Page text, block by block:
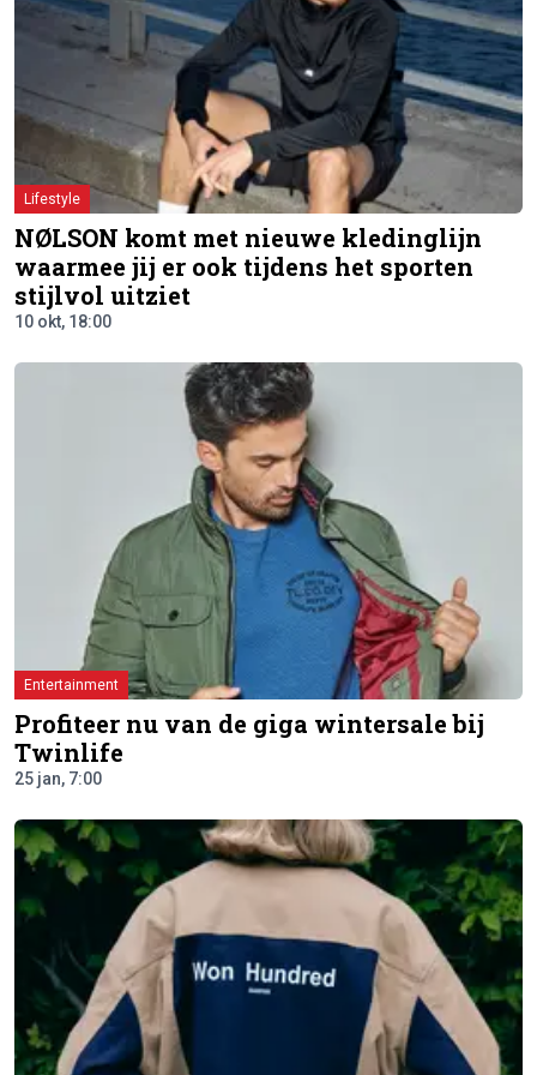
Lifestyle
NØLSON komt met nieuwe kledinglijn
waarmee jij er ook tijdens het sporten
stijlvol uitziet
10 okt, 18:00
Entertainment
Profiteer nu van de giga wintersale bij
Twinlife
25 jan, 7:00